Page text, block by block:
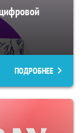
ПОДРОБНЕЕ